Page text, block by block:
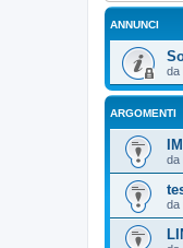
ANNUNCI
da
ARGOMENTI
da
da